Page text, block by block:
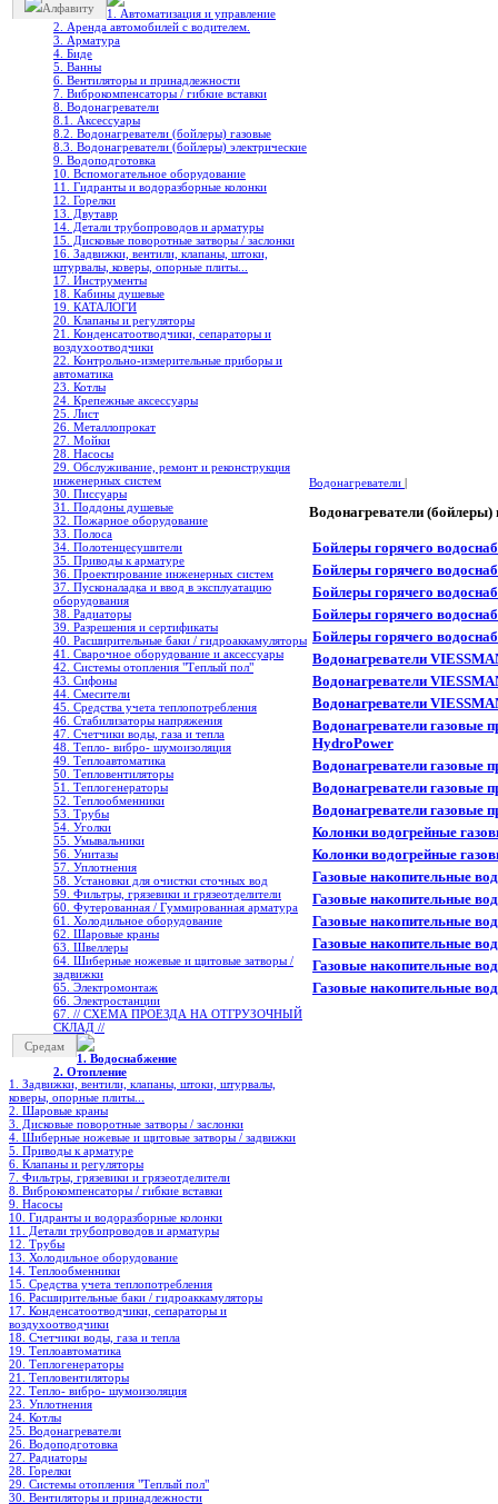
Алфавиту
1. Автоматизация и управление
2. Аренда автомобилей с водителем.
3. Арматура
4. Биде
5. Ванны
6. Вентиляторы и принадлежности
7. Виброкомпенсаторы / гибкие вставки
8. Водонагреватели
8.1. Аксессуары
8.2. Водонагреватели (бойлеры) газовые
8.3. Водонагреватели (бойлеры) электрические
9. Водоподготовка
10. Вспомогательное оборудование
11. Гидранты и водоразборные колонки
12. Горелки
13. Двутавр
14. Детали трубопроводов и арматуры
15. Дисковые поворотные затворы / заслонки
16. Задвижки, вентили, клапаны, штоки,
штурвалы, коверы, опорные плиты...
17. Инструменты
18. Кабины душевые
19. КАТАЛОГИ
20. Клапаны и регуляторы
21. Конденсатоотводчики, сепараторы и
воздухоотводчики
22. Контрольно-измерительные приборы и
автоматика
23. Котлы
24. Крепежные аксессуары
25. Лист
26. Металлопрокат
27. Мойки
28. Насосы
29. Обслуживание, ремонт и реконструкция
инженерных систем
30. Писсуары
31. Поддоны душевые
32. Пожарное оборудование
33. Полоса
34. Полотенцесушители
35. Приводы к арматуре
36. Проектирование инженерных систем
37. Пусконаладка и ввод в эксплуатацию
оборудования
38. Радиаторы
39. Разрешения и сертификаты
40. Расширительные баки / гидроаккамуляторы
41. Сварочное оборудование и аксессуары
42. Системы отопления "Теплый пол"
43. Сифоны
44. Смесители
45. Средства учета теплопотребления
46. Стабилизаторы напряжения
47. Счетчики воды, газа и тепла
48. Тепло- вибро- шумоизоляция
49. Теплоавтоматика
50. Тепловентиляторы
51. Теплогенераторы
52. Теплообменники
53. Трубы
54. Уголки
55. Умывальники
56. Унитазы
57. Уплотнения
58. Установки для очистки сточных вод
59. Фильтры, грязевики и грязеотделители
60. Футерованная / Гуммированная арматура
61. Холодильное oборудование
62. Шаровые краны
63. Швеллеры
64. Шиберные ножевые и щитовые затворы /
задвижки
65. Электромонтаж
66. Электростанции
67. // СХЕМА ПРОЕЗДА НА ОТГРУЗОЧНЫЙ
СКЛАД //
Средам
1. Водоснабжение
2. Отопление
1. Задвижки, вентили, клапаны, штоки, штурвалы,
коверы, опорные плиты...
2. Шаровые краны
3. Дисковые поворотные затворы / заслонки
4. Шиберные ножевые и щитовые затворы / задвижки
5. Приводы к арматуре
6. Клапаны и регуляторы
7. Фильтры, грязевики и грязеотделители
8. Виброкомпенсаторы / гибкие вставки
9. Насосы
10. Гидранты и водоразборные колонки
11. Детали трубопроводов и арматуры
12. Трубы
13. Холодильное oборудование
14. Теплообменники
15. Средства учета теплопотребления
16. Расширительные баки / гидроаккамуляторы
17. Конденсатоотводчики, сепараторы и
воздухоотводчики
18. Счетчики воды, газа и тепла
19. Теплоавтоматика
20. Теплогенераторы
21. Тепловентиляторы
22. Тепло- вибро- шумоизоляция
23. Уплотнения
24. Котлы
25. Водонагреватели
26. Водоподготовка
27. Радиаторы
28. Горелки
29. Системы отопления "Теплый пол"
30. Вентиляторы и принадлежности
Водонагреватели |
Водонагреватели (бойлеры)
Бойлеры горячего
Бойлеры горячего
Бойлеры горячего
Бойлеры горячего
Бойлеры горячего
Водонагреватели
Водонагреватели
Водонагреватели
Водонагреватели газовые
HydroPower
Водонагреватели газовые
Водонагреватели газовые
Водонагреватели газовые
Колонки водогрейные
Колонки водогрейные
Газовые накопительные
Газовые накопительные
Газовые накопительные
Газовые накопительные
Газовые накопительные
Газовые накопительные